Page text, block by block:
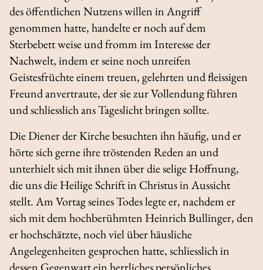
des öffentlichen Nutzens willen in Angriff
genommen hatte, handelte er noch auf dem
Sterbebett weise und fromm im Interesse der
Nachwelt, indem er seine noch unreifen
Geistesfrüchte einem treuen, gelehrten und fleissigen
Freund anvertraute, der sie zur Vollendung führen
und schliesslich ans Tageslicht bringen sollte.
Die Diener der Kirche besuchten ihn häufig, und er
hörte sich gerne ihre tröstenden Reden an und
unterhielt sich mit ihnen über die selige Hoffnung,
die uns die Heilige Schrift in Christus in Aussicht
stellt. Am Vortag seines Todes legte er, nachdem er
sich mit dem hochberühmten Heinrich Bullinger, den
er hochschätzte, noch viel über häusliche
Angelegenheiten gesprochen hatte, schliesslich in